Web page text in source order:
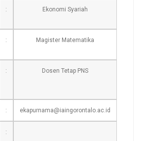
: Ekonomi Syariah
: Magister Matematika
: Dosen Tetap PNS
: ekapurnama@iaingorontalo.ac.id
: